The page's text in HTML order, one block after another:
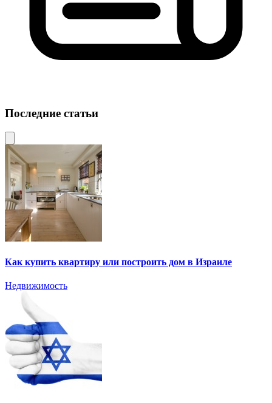
Последние статьи
Как купить квартиру или построить дом в Израиле
Недвижимость